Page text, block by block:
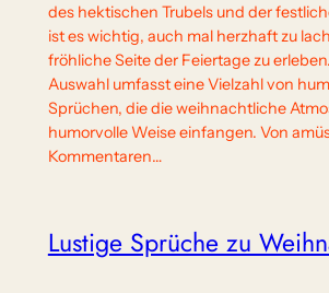
des hektischen Trubels und der
ist es wichtig, auch mal herzhaft zu
fröhliche Seite der Feiertage zu
Auswahl umfasst eine Vielzahl von
Sprüchen, die die weihnachtliche
humorvolle Weise einfangen. Von
Kommentaren…
Lustige Sprüche zu